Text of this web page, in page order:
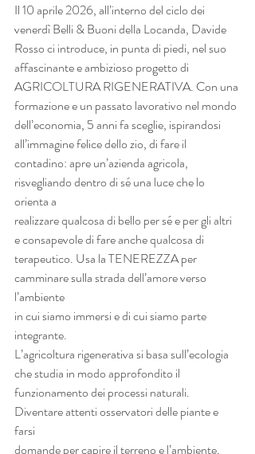
Il 10 aprile 2026, all’interno del ciclo dei
venerdì Belli & Buoni della Locanda, Davide
Rosso ci introduce, in punta di piedi, nel suo
affascinante e ambizioso progetto di
AGRICOLTURA RIGENERATIVA. Con una
formazione e un passato lavorativo nel mondo
dell’economia, 5 anni fa sceglie, ispirandosi
all’immagine felice dello zio, di fare il
contadino: apre un’azienda agricola,
risvegliando dentro di sé una luce che lo
orienta a
realizzare qualcosa di bello per sé e per gli altri
e consapevole di fare anche qualcosa di
terapeutico. Usa la TENEREZZA per
camminare sulla strada dell’amore verso
l’ambiente
in cui siamo immersi e di cui siamo parte
integrante.
L’agricoltura rigenerativa si basa sull’ecologia
che studia in modo approfondito il
funzionamento dei processi naturali.
Diventare attenti osservatori delle piante e
farsi
domande per capire il terreno e l’ambiente,